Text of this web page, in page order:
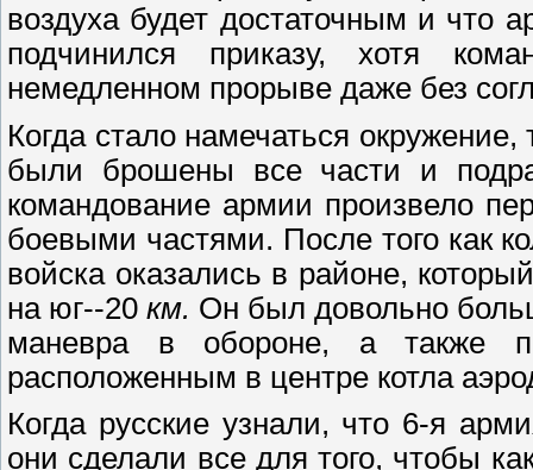
воздуха будет достаточным и что
подчинился приказу, хотя
немедленном прорыве даже без
Когда стало намечаться
были брошены все части и
командование армии произвело
боевыми частями. После того как
войска оказались в районе,
на юг--20 км. Он был довольно
маневра в обороне, а также
расположенным в центре котла
Когда русские узнали, что 6-я
они сделали все для того, чтобы